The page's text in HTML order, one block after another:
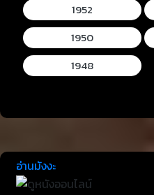
1952
1950
1948
อ่านมังงะ